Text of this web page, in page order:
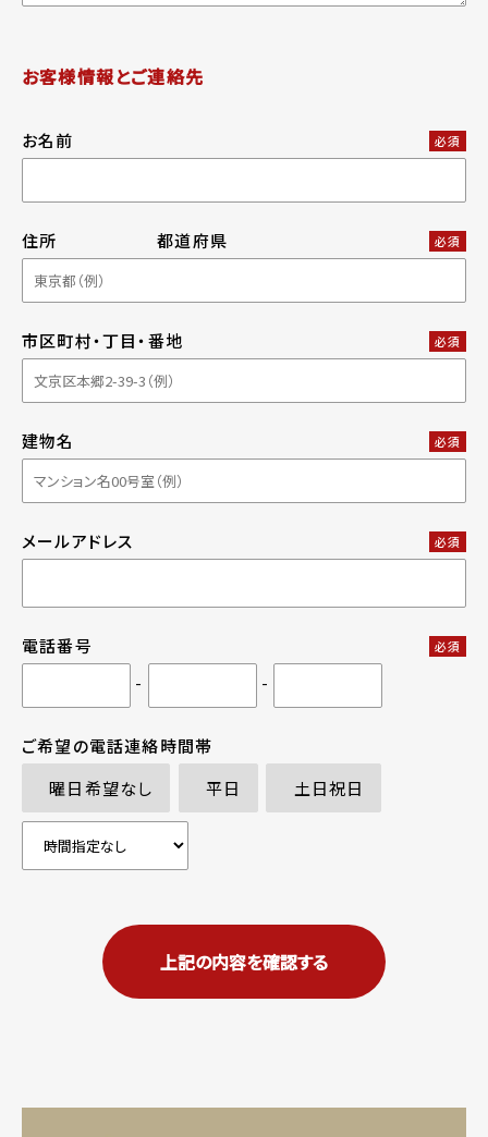
お客様情報とご連絡先
お名前 必須
住所 都道府県 必須
市区町村・丁目・番地 必須
建物名 必須
メールアドレス 必須
電話番号 必須
- -
ご希望の電話連絡時間帯
曜日希望なし
平日 土日祝日